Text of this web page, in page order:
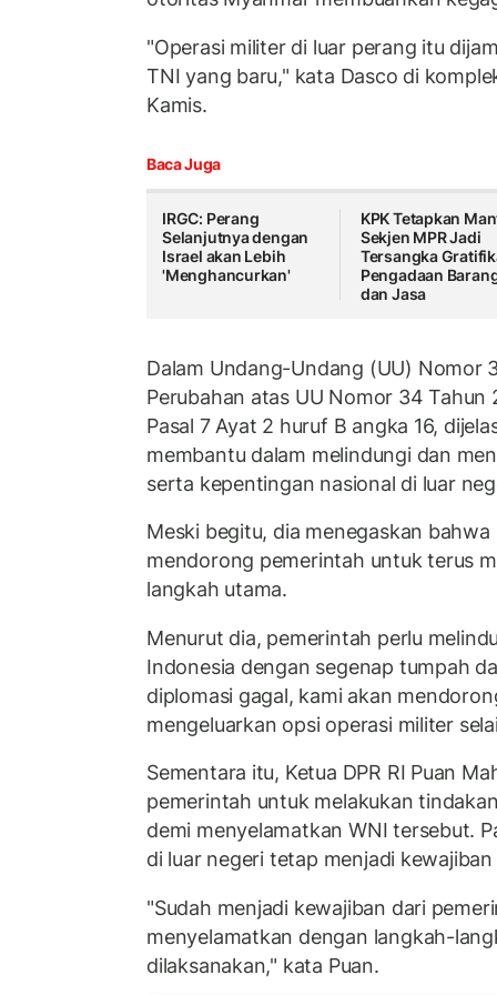
"Operasi militer di luar perang itu
TNI yang baru," kata Dasco di
Kamis.
Baca Juga
IRGC: Perang
Selanjutnya dengan
Israel akan Lebih
'Menghancurkan'
KPK Tetapkan
Sekjen MPR Jadi
Tersangka
Pengadaan
dan Jasa
Dalam Undang-Undang (UU) Nomor
Perubahan atas UU Nomor 34
Pasal 7 Ayat 2 huruf B angka 16,
membantu dalam melindungi dan
serta kepentingan nasional di luar
Meski begitu, dia menegaskan bahwa
mendorong pemerintah untuk terus
langkah utama.
Menurut dia, pemerintah perlu
Indonesia dengan segenap tumpah
diplomasi gagal, kami akan
mengeluarkan opsi operasi militer
Sementara itu, Ketua DPR RI Puan
pemerintah untuk melakukan
demi menyelamatkan WNI tersebut.
di luar negeri tetap menjadi
"Sudah menjadi kewajiban dari
menyelamatkan dengan langkah-
dilaksanakan," kata Puan.